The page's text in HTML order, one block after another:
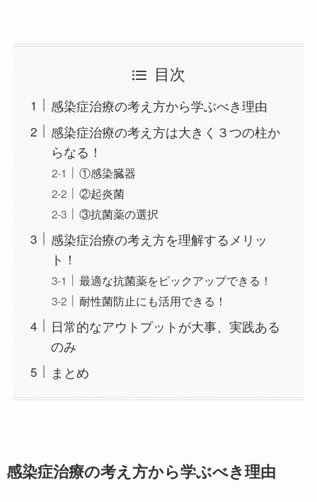
目次
感染症治療の考え方から学ぶべき理由
感染症治療の考え方は大きく３つの柱か
らなる！
①感染臓器
②起炎菌
③抗菌薬の選択
感染症治療の考え方を理解するメリッ
ト！
最適な抗菌薬をピックアップできる！
耐性菌防止にも活用できる！
日常的なアウトプットが大事、実践ある
のみ
まとめ
感染症治療の考え方から学ぶべき理由